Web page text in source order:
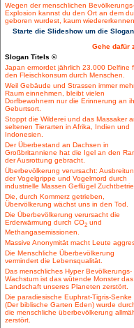
Wegen der menschlichen Bevölkerungs-
Explosion kannst du den Ort an dem du
geboren wurdest, kaum
Starte die Slideshow um die
Gehe dafür
Slogan Titels ©
Japan ermordet jährlich 23.000 Delfine
den Fleischkonsum durch Menschen.
Weil Gebäude und Strassen immer
Raum einnehmen, bleibt vielen
Dorfbewohnern nur die Erinnerung an
Geburtsort.
Stoppt die Wilderei und das Massaker
seltenen Tierarten in Afrika, Indien und
Indonesien.
Der Überbestand an Dachsen in
Großbritanniene hat die Igel an den
der Ausrottung gebracht.
Überbevölkerung verursacht:
der Vogelgrippe und Vogelmord durch
industrielle Massen Geflügel
Die, durch Kommerz getrieben,
Übervölkerung wächst uns in den Tod.
Die Überbevölkerung verursacht die
Erderwärmung durch CO2 und
Methangasemissionen.
Massive Anonymität macht Leute
Die Menschliche Überbevölkerung
vermindert die Lebensqualität.
Das menschliches Hyper Bevölkerungs-
Wachstum ist das wütende Monster das
Landschaft unseres Planeten zerstört.
Die paradiesische Euphrat-Tigris-Senke
(Der biblische Garten Eden) wurde
die menschliche überbevölkerung
zerstört.